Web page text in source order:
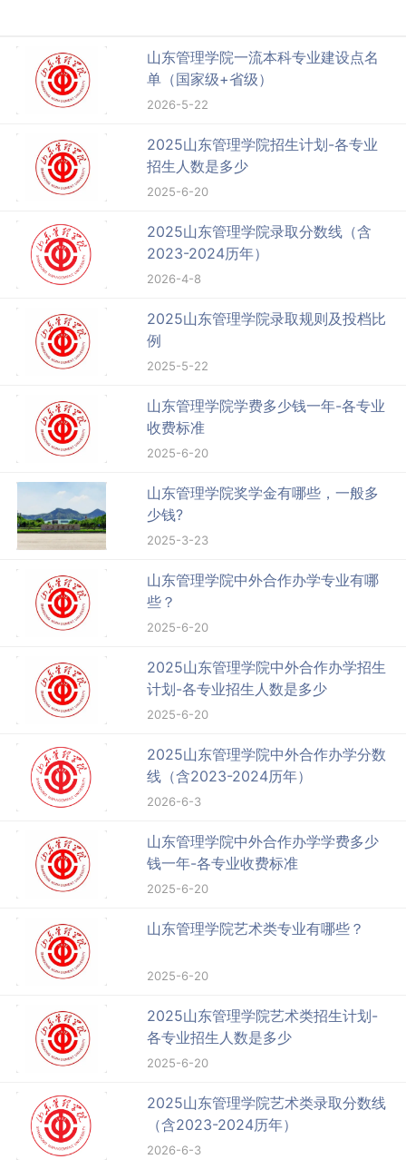
山东管理学院一流本科专业建设点名
单（国家级+省级）
2026-5-22
2025山东管理学院招生计划-各专业
招生人数是多少
2025-6-20
2025山东管理学院录取分数线（含
2023-2024历年）
2026-4-8
2025山东管理学院录取规则及投档比
例
2025-5-22
山东管理学院学费多少钱一年-各专业
收费标准
2025-6-20
山东管理学院奖学金有哪些，一般多
少钱?
2025-3-23
山东管理学院中外合作办学专业有哪
些？
2025-6-20
2025山东管理学院中外合作办学招生
计划-各专业招生人数是多少
2025-6-20
2025山东管理学院中外合作办学分数
线（含2023-2024历年）
2026-6-3
山东管理学院中外合作办学学费多少
钱一年-各专业收费标准
2025-6-20
山东管理学院艺术类专业有哪些？
2025-6-20
2025山东管理学院艺术类招生计划-
各专业招生人数是多少
2025-6-20
2025山东管理学院艺术类录取分数线
（含2023-2024历年）
2026-6-3